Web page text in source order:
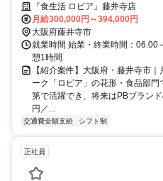
『食生活 ロピア』藤井寺店
月給300,000円～394,000円
大阪府藤井寺市
就業時間 始業・終業時間：06:00
憩1時間
【紹介案件】大阪府・藤井寺市
ーク「ロピア」の花形・食品部
第で活躍でき、将来はPBブラン
円／...
交通費全額支給 シフト制
正社員